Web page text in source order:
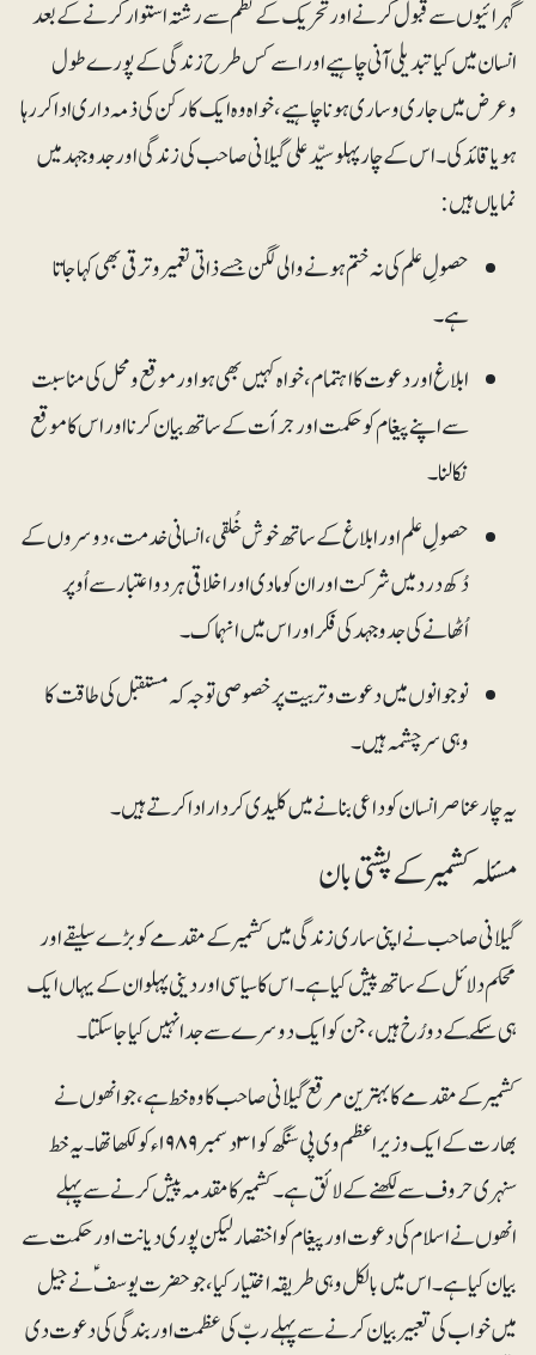
گہرائیوں سے قبول کرنے اور تحریک کے نظم سے رشتہ استوار کرنے کے بعد
انسان میں کیا تبدیلی آنی چاہیےاور اسے کس طرح زندگی کے پورے طول
وعرض میں جاری و ساری ہونا چاہیے، خواہ وہ ایک کارکن کی ذمہ داری ادا کررہا
ہو یا قائد کی۔ اس کے چار پہلو سیّد علی گیلانی صاحب کی زندگی اور جدوجہد میں
نمایاں ہیں:
حصولِ علم کی نہ ختم ہو نے والی لگن جسے ذاتی تعمیروترقی بھی کہا جاتا
ہے۔
ابلاغ اور دعوت کا اہتمام، خواہ کہیں بھی ہو اور موقع و محل کی مناسبت
سے اپنے پیغام کو حکمت اور جرأت کے ساتھ بیان کرنا اور اس کا موقع
نکالنا۔
حصولِ علم اور ابلاغ کے ساتھ خوش خُلقی، انسانی خدمت، دوسروں کے
دُکھ درد میں شرکت اور ان کو مادی اور اخلاقی ہردواعتبار سے اُوپر
اُٹھانے کی جدوجہد کی فکر اور اس میں انہماک۔
نوجوانوں میں دعوت و تربیت پر خصوصی توجہ کہ مستقبل کی طاقت کا
وہی سرچشمہ ہیں۔
یہ چارعناصر انسان کو داعی بنانے میں کلیدی کردار ادا کرتے ہیں۔
مسئلہ کشمیر کے پشتی بان
گیلانی صاحب نے اپنی ساری زندگی میں کشمیر کے مقدمے کو بڑے سلیقے اور
محکم دلائل کے ساتھ پیش کیا ہے۔ اس کا سیاسی اور دینی پہلو ان کے یہاں ایک
ہی سکّے کے دو رُخ ہیں، جن کو ایک دوسرے سے جدا نہیں کیا جاسکتا۔
کشمیر کے مقدمے کا بہترین مرقع گیلانی صاحب کا وہ خط ہے، جو انھوں نے
بھارت کے ایک وزیراعظم وی پی سنگھ کو ۳۱دسمبر ۱۹۸۹ء کو لکھا تھا۔ یہ خط
سنہری حروف سے لکھنے کے لائق ہے۔ کشمیر کا مقدمہ پیش کرنے سے پہلے
انھوں نے اسلام کی دعوت اور پیغام کو اختصار لیکن پوری دیانت اور حکمت سے
بیان کیا ہے۔ اس میں بالکل وہی طریقہ اختیار کیا، جو حضرت یوسفؑ نے جیل
میں خواب کی تعبیر بیان کرنے سے پہلے ربّ کی عظمت اور بندگی کی دعوت دی